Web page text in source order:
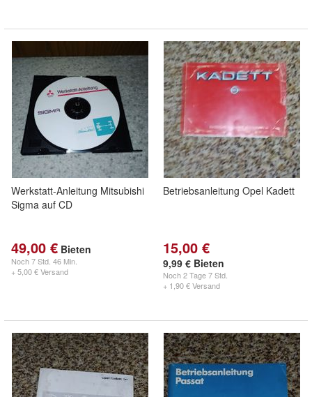
Werkstatt-Anleitung Mitsubishi
Sigma auf CD
49,00 € Bieten
Noch7 Std. 46 Min.
+ 5,00 € Versand
Betriebsanleitung Opel Kadett
15,00 €
9,99 € Bieten
Noch2 Tage 7 Std.
+ 1,90 € Versand